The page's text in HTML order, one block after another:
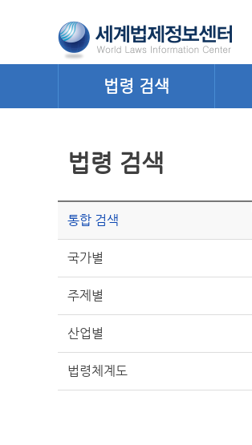
법령 검색
법령 검색
통합 검색
국가별
주제별
산업별
법령체계도